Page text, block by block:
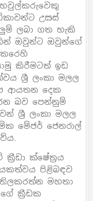
හවුල්කරුවෙකු
උසස්
ලබා ගත හැකි
ඔවුන්ට ඔවුන්ගේ
කිරීමටත් ඉඩ
ශ්‍රී ලංකා මලල
ආයතන දෙක
බව පෙන්නුම්
ශ්‍රී ලංකා මලල
මේජර් ජෙනරාල්
ක්‍රීඩා ක්ෂේත්‍රය
පිළිබඳව
තිලකරත්න මහතා
ක්‍රීඩක